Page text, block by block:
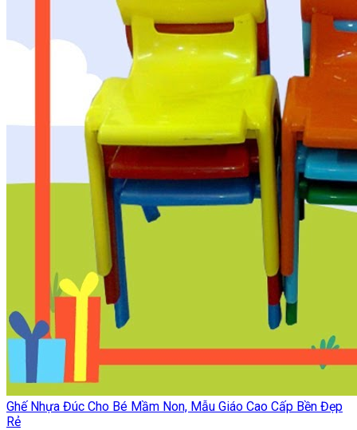
Ghế Nhựa Đúc Cho Bé Mầm Non, Mẫu Giáo Cao Cấp Bền Đẹp
Rẻ